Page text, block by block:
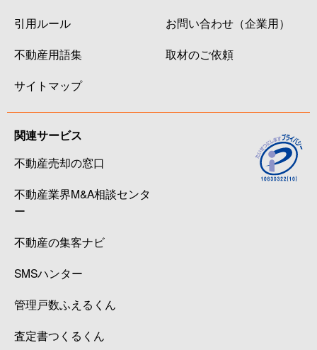
引用ルール
不動産用語集
サイトマップ
お問い合わせ（企業用）
取材のご依頼
関連サービス
不動産売却の窓口
不動産業界M&A相談センタ
ー
不動産の集客ナビ
SMSハンター
管理戸数ふえるくん
査定書つくるくん